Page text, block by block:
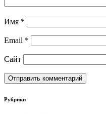
Имя *
Email *
Сайт
Рубрики